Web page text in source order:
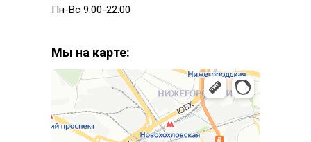
Мы на карте:
Пн-Вс 9:00-22:00